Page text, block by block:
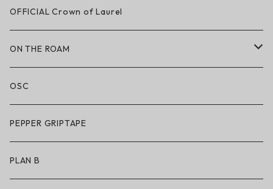
LAKAI × CHOCOLATE
LAKAI × RIPNDIP
シューズ
アパレル
アクセサリー
OFFICIAL Crown of Laurel
ON THE ROAM
アパレル
サングラス
アンダーウェア
OSC
PEPPER GRIPTAPE
PLAN B